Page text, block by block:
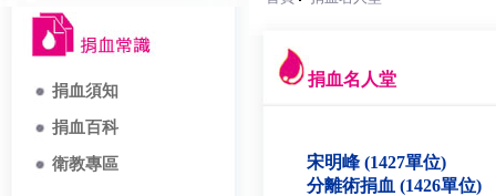
捐血須知
捐血百科
衛教專區
捐血名人堂
宋明峰 (1427單位)
分離術捐血 (1426單位)